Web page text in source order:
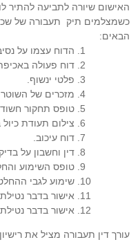
האישום שיורה לתביעה להתיר לו
כשמצלמים תיק תעבורה של
הבאים:
הדוח עצמו על
דוח פעולה
פלטי ינשוף.
מזכרים של
טופס תחקור חשוד.
צילום תעודת כיול
דוח עיכוב.
דין וחשבון על
טופס השימוע
שימוע לגבי
אישור בדבר נטילת
אישור בדבר נטילת
עורך דין תעבורה מציל את